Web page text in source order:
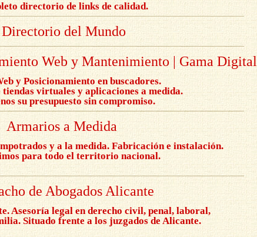
directorio de links de calidad.
Directorio del Mundo
Web y Mantenimiento | Gama Digital
y Posicionamiento en buscadores.
virtuales y aplicaciones a medida.
su presupuesto sin compromiso.
Armarios a Medida
y a la medida. Fabricación e instalación.
para todo el territorio nacional.
de Abogados Alicante
Asesoría legal en derecho civil, penal, laboral,
Situado frente a los juzgados de Alicante.